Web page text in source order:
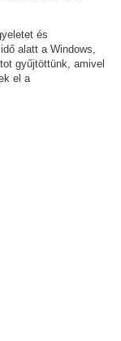
és
alatt a Windows,
gyűjtöttünk, amivel
el a